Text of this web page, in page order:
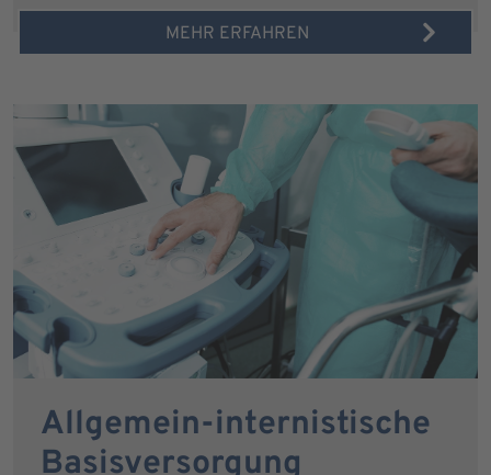
MEHR ERFAHREN
Allgemein-internistische
Basisversorgung